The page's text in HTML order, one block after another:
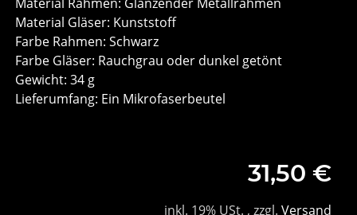
Material Gläser: Kunststoff
Farbe Rahmen: Schwarz
Farbe Gläser: Rauchgrau oder dunkel getönt
Gewicht: 34 g
Lieferumfang: Ein Mikrofaserbeutel
31,50 €
inkl. 19% USt. , zzgl. Versand